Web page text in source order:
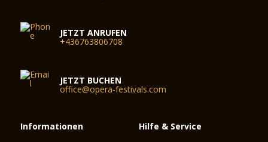
JETZT ANRUFEN
+436763806708
JETZT BUCHEN
office@opera-festivals.com
Informationen Hilfe & Service